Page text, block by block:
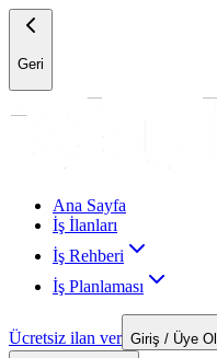
Geri
Ana Sayfa
İş İlanları
İş Rehberi
İş Planlaması
Ücretsiz ilan ver Giriş / Üye Ol